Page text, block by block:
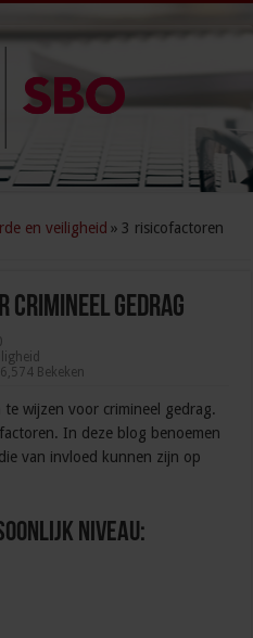
en veiligheid » 3 risicofactoren
crimineel gedrag
16,574 Bekeken
wijzen voor crimineel gedrag.
In deze blog benoemen
van invloed kunnen zijn op
niveau: